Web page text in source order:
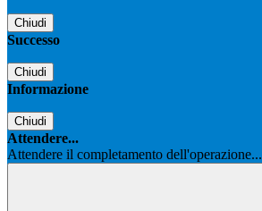
Chiudi
Successo
Chiudi
Informazione
Chiudi
Attendere...
Attendere il completamento dell'operazione...